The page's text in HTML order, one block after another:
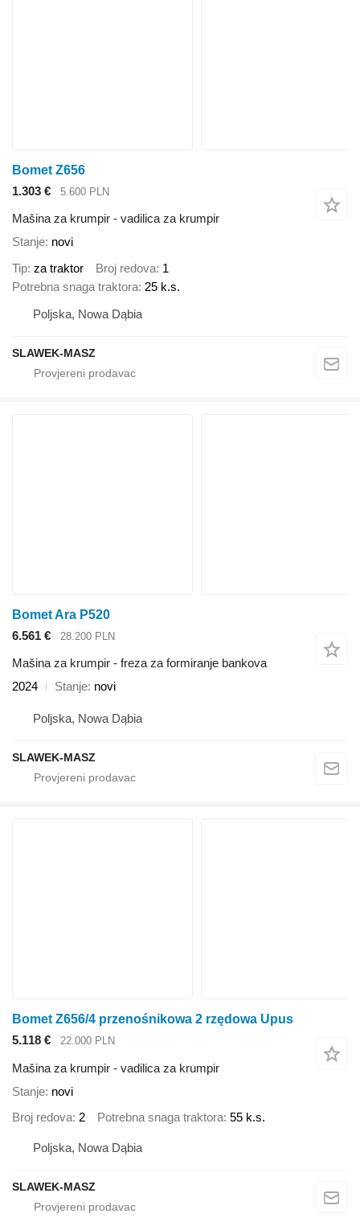
Bomet Z656
1.303 €
5.600 PLN
Mašina za krumpir - vadilica za krumpir
Stanje novi
Tip za traktor Broj redova 1
Potrebna snaga traktora 25 k.s.
Poljska, Nowa Dąbia
SLAWEK-MASZ
Bomet Ara P520
6.561 €
28.200 PLN
Mašina za krumpir - freza za formiranje bankova
2024
Stanje novi
Poljska, Nowa Dąbia
SLAWEK-MASZ
Bomet Z656/4 przenośnikowa 2 rzędowa Upus
5.118 €
22.000 PLN
Mašina za krumpir - vadilica za krumpir
Stanje novi
Broj redova 2 Potrebna snaga traktora 55 k.s.
Poljska, Nowa Dąbia
SLAWEK-MASZ